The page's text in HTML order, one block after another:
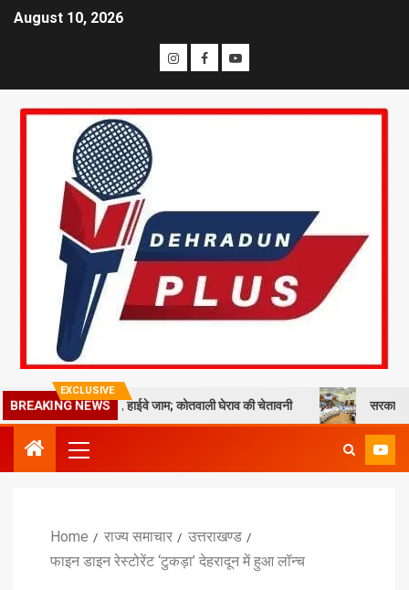
August 10, 2026
EXCLUSIVE
BREAKING NEWS
का प्रदर्शन, हाईवे जाम; कोतवाली घेराव की चेतावनी सरकारी नीतियों में
Home राज्य समाचार
उत्तराखण्ड
फाइन डाइन रेस्टोरेंट ‘टुकड़ा’ देहरादून में हुआ लॉन्च